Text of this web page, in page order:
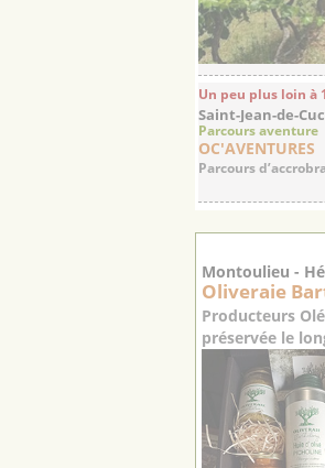
Un peu plus loin à
Saint-Jean-de-
Parcours aventure
OC'AVENTURES
Parcours
Montoulieu -
Oliveraie
Producteurs
préservée le